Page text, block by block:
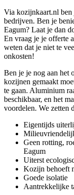
Via kozijnkaart.nl ben
bedrijven. Ben je
Eagum? Laat je dan
En vraag je je offerte
weten dat je niet te
onkosten!
Ben je je nog aan het
kozijnen gemaakt
te gaan. Aluminium
beschikbaar, en het
voordelen. We zetten
Eigentijds
Geen rotting,
Eagum
Uiterst
Kozijn behoeft
Goede isolatie
Aantrekkelijke